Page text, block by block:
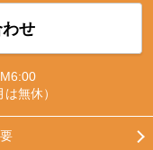
せ
無休）